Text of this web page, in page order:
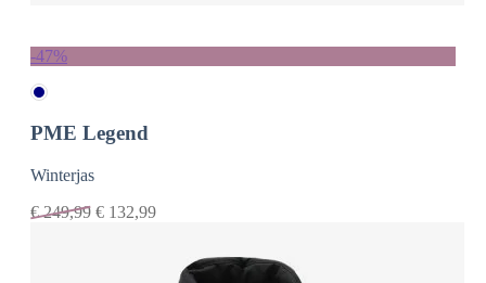
-47%
PME Legend
Winterjas
€249,99 € 132,99